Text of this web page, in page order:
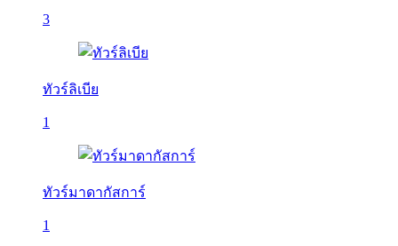
3
ทัวร์ลิเบีย
1
ทัวร์มาดากัสการ์
1